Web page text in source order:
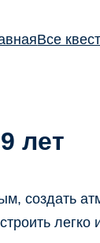
Все
лет
создать
легко